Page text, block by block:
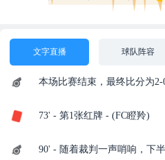
文字直播 球队阵容
本场比赛结束，最终比分为
73' - 第1张红牌 - (FC瞪羚)
90' - 随着裁判一声哨响，下